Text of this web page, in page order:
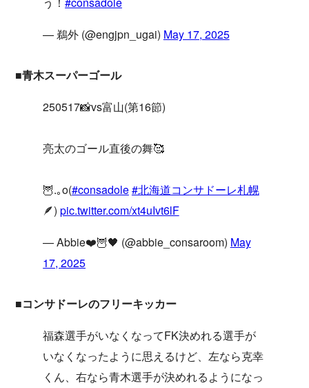
— 鵜外 (@engjpn_ugai) May 17, 2025
■青木スーパーゴール
250517📸vs富山(第16節)
亮太のゴール直後の舞🥰
🦉.｡o(#consadole#北海道コンサドーレ札幌
🪶)pic.twitter.com/xt4uIvt6lF
— Abbie❤️🦉🖤 (@abbie_consaroom) May
17, 2025
■コンサドーレのフリーキッカー
福森選手がいなくなってFK決めれる選手が
いなくなったように思えるけど、左なら克幸
くん、右なら青木選手が決めれるようになっ